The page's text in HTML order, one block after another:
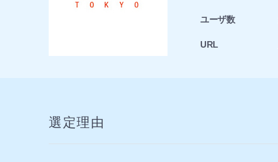
ユーザ数
URL
選定理由